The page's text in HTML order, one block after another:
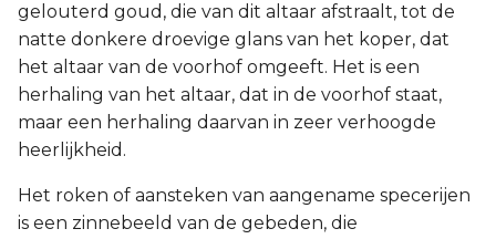
gelouterd goud, die van dit altaar afstraalt, tot de
natte donkere droevige glans van het koper, dat
het altaar van de voorhof omgeeft. Het is een
herhaling van het altaar, dat in de voorhof staat,
maar een herhaling daarvan in zeer verhoogde
heerlijkheid.
Het roken of aansteken van aangename specerijen
is een zinnebeeld van de gebeden, die